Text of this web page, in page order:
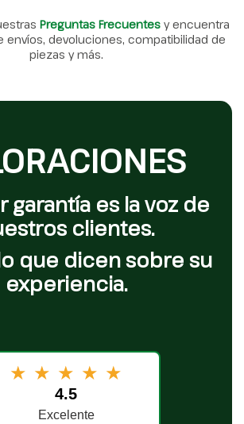
Preguntas Frecuentes y encuentra
envíos, devoluciones, compatibilidad de
piezas y más.
garantía es la voz de
clientes.
que dicen sobre su
experiencia.
★ ★ ★ ★ ★
4.5
Excelente